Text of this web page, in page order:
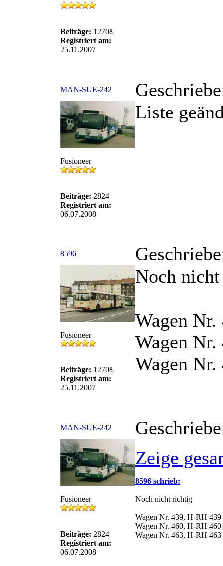
Beiträge: 12708
Registriert am:
25.11.2007
MAN-SUE-242
Fusioneer
Beiträge: 2824
Registriert am:
06.07.2008
Liste
8596
Fusioneer
Beiträge: 12708
Registriert am:
25.11.2007
Noch
Wagen
Wagen
Wagen
MAN-SUE-242
Fusioneer
Beiträge: 2824
Registriert am:
06.07.2008
Zeige
8596 schrieb:
Noch nicht richtig
Wagen Nr. 439, H-RH
Wagen Nr. 460, H-RH
Wagen Nr. 463, H-RH 463